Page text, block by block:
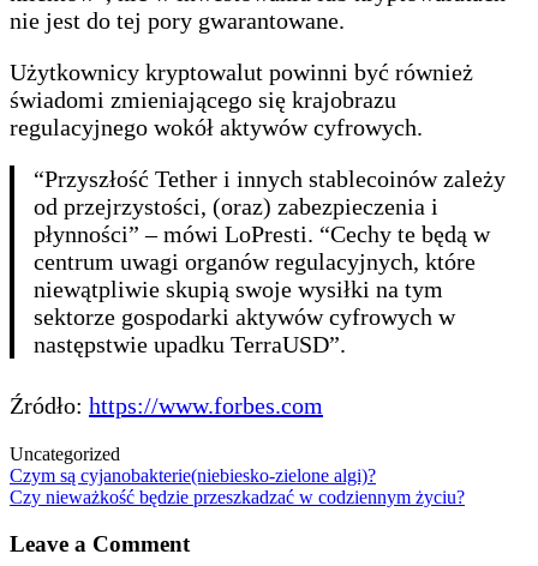
nie jest do tej pory gwarantowane.
Użytkownicy kryptowalut powinni być również
świadomi zmieniającego się krajobrazu
regulacyjnego wokół aktywów cyfrowych.
“Przyszłość Tether i innych stablecoinów zależy
od przejrzystości, (oraz) zabezpieczenia i
płynności” – mówi LoPresti. “Cechy te będą w
centrum uwagi organów regulacyjnych, które
niewątpliwie skupią swoje wysiłki na tym
sektorze gospodarki aktywów cyfrowych w
następstwie upadku TerraUSD”.
Źródło: https://www.forbes.com
Uncategorized
Post
navigation
Czym są cyjanobakterie(niebiesko-zielone algi)?
Czy nieważkość będzie przeszkadzać w codziennym życiu?
Leave a Comment